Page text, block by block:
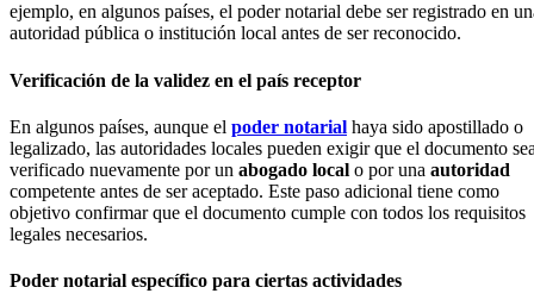
ejemplo, en algunos países, el poder notarial debe ser registrado en
autoridad pública o institución local antes de ser reconocido.
Verificación de la validez en el país receptor
En algunos países, aunque el poder notarial haya sido apostillado o
legalizado, las autoridades locales pueden exigir que el documento
verificado nuevamente por un abogado local o por una autoridad
competente antes de ser aceptado. Este paso adicional tiene como
objetivo confirmar que el documento cumple con todos los requisitos
legales necesarios.
Poder notarial específico para ciertas actividades